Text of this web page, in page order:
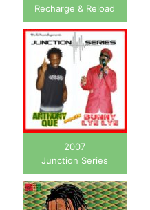
Recharge & Reload
2007
Junction Series